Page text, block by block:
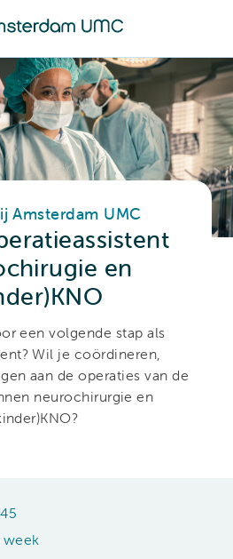
Amsterdam UMC
en
een volgende stap als
Wil je coördineren,
aan de operaties van de
neurochirurgie en